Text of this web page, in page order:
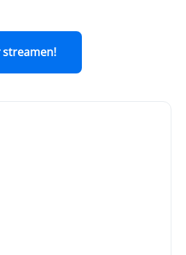
streamen!